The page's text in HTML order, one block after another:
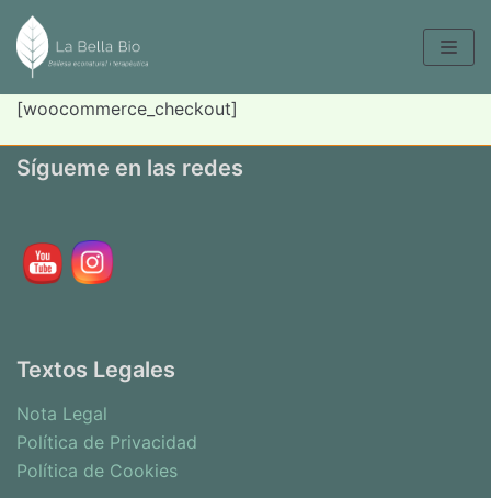
Saltar
al
contenido
[woocommerce_checkout]
Sígueme en las redes
Textos Legales
Nota Legal
Política de Privacidad
Política de Cookies